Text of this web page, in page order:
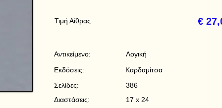
Τιμή Αίθρας €
Λογική
Καρδαμίτσα
386
17 x 24
Αντικείμενο:
Εκδόσεις:
Σελίδες:
Διαστάσεις: